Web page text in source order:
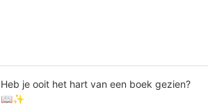
Heb je ooit het hart van een boek gezien?
📖✨